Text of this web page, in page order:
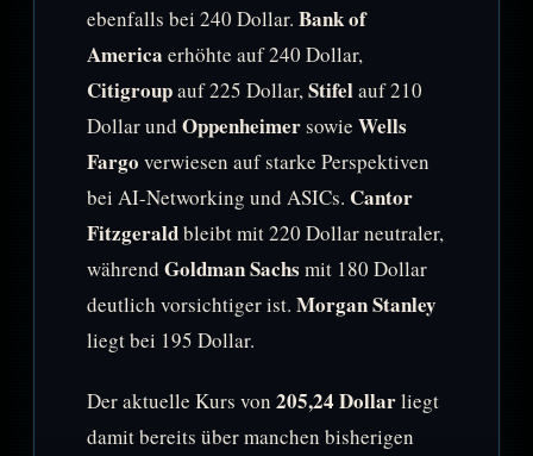
ebenfalls bei 240 Dollar. Bank of
America erhöhte auf 240 Dollar,
Citigroupauf 225 Dollar,Stifelauf 210
Dollar und Oppenheimersowie Wells
Fargo verwiesen auf starke Perspektiven
bei AI-Networking und ASICs. Cantor
Fitzgeraldbleibt mit 220 Dollar neutraler,
während Goldman Sachs mit 180 Dollar
deutlich vorsichtiger ist. Morgan Stanley
liegt bei 195 Dollar.
Der aktuelle Kurs von 205,24 Dollarliegt
damit bereits über manchen bisherigen